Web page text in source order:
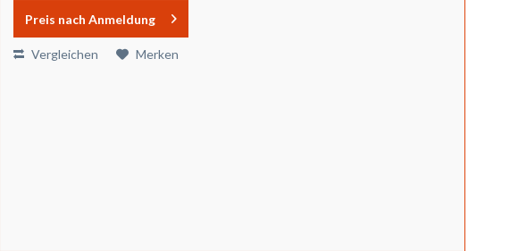
Preis nach Anmeldung
Vergleichen Merken